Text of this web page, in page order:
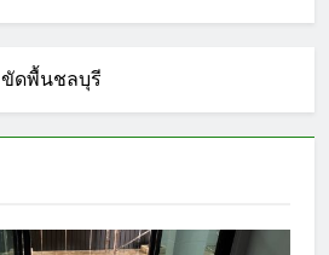
ขัดพื้นชลบุรี